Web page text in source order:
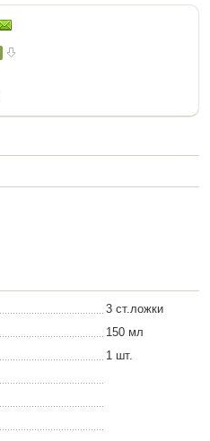
3 ст.ложки
150 мл
1 шт.